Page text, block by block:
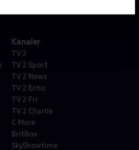
Kanaler
TV 2
TV 2 Sport
TV 2 News
TV 2 Echo
TV 2 Fri
TV 2 Charlie
C More
BritBox
SkyShowtime